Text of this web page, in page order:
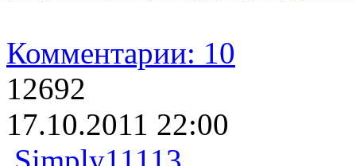
Комментарии: 10
12692
17.10.2011 22:00